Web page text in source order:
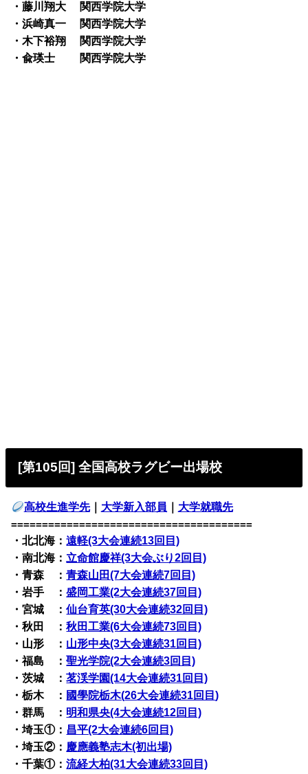
・藤川翔大 関西学院大学
・浜崎真一 関西学院大学
・木下裕翔 関西学院大学
・兪瑛士 関西学院大学
[第105回] 全国高校ラグビー出場校
高校生進学先｜ 大学新入部員 大学就職先
=======================================
・北北海：遠軽(3大会連続13回目)
・南北海： 立命館慶祥(3大会ぶり2回目)
・青森 ：青森山田(7大会連続7回目)
・岩手 ：盛岡工業(2大会連続37回目)
・宮城 ：仙台育英(30大会連続32回目)
・秋田 ：秋田工業(6大会連続73回目)
・山形 ： 山形中央(3大会連続31回目)
・福島 ：聖光学院(2大会連続3回目)
・茨城 ：茗渓学園(14大会連続31回目)
・栃木 ： 國學院栃木(26大会連続31回目)
・群馬 ： 明和県央(4大会連続12回目)
・埼玉①： 昌平(2大会連続6回目)
・埼玉②： 慶應義塾志木(初出場)
・千葉①：流経大柏(31大会連続33回目)